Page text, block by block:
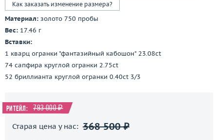
Как заказать изменение размера?
Материал: золото 750 пробы
Вес: 17.46 г
Вставки:
1 кварц огранки "фантазийный кабошон" 23.08ct
74 сапфира круглой огранки 2.75ct
52 бриллианта круглой огранки 0.40ct 3/3
Ритейл: 793 000 ₽
Старая цена у нас: 368 500 ₽